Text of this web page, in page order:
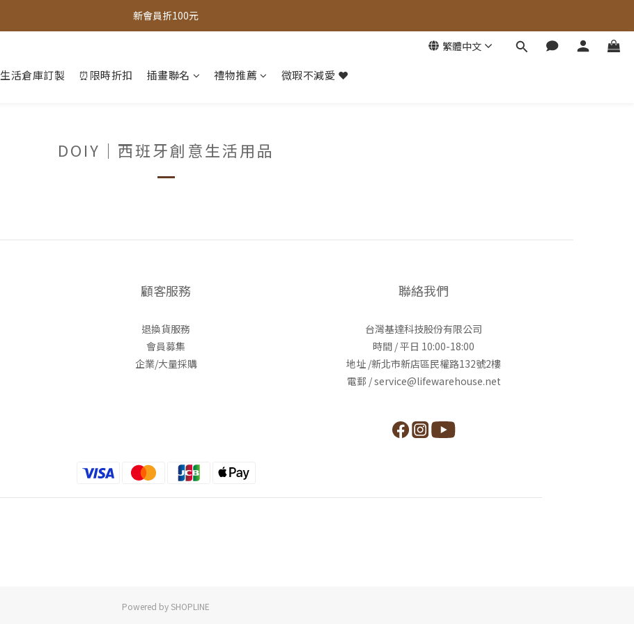
全館，滿888超取免運｜滿1500宅配免運
新會員折100元
全館，滿888超取免運｜滿1500宅配免運
繁體中文
生活倉庫訂製 ⏰限時折扣 插畫聯名 禮物推薦 微瑕不減愛 ❤️
DOIY｜西班牙創意生活用品
顧客服務
退換貨服務
會員募集
企業/大量採購
聯絡我們
台灣基達科技股份有限公司
時間 / 平日 10:00-18:00
地址 /新北市新店區民權路132號2樓
電郵 / service@lifewarehouse.net
Powered by SHOPLINE